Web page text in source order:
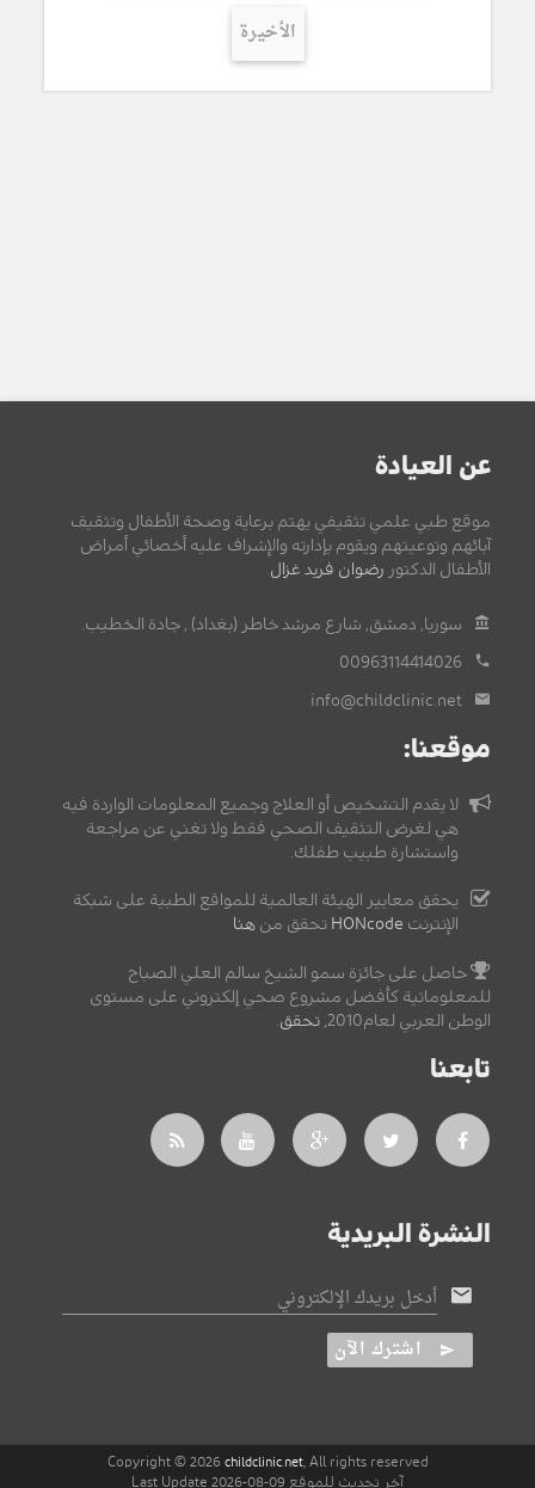
الأخيرة
عن العيادة
موقع طبي علمي تثقيفي يهتم برعاية وصحة الأطفال وتثقيف
آبائهم وتوعيتهم ويقوم بإدارته والإشراف عليه أخصائي أمراض
الأطفال الدكتور رضوان فريد غزال
سوريا, دمشق, شارع مرشد خاطر (بغداد) , جادة الخطيب.
00963114414026
info@childclinic.net
موقعنا:
لا يقدم التشخيص أو العلاج وجميع المعلومات الواردة فيه
هي لغرض التثقيف الصحي فقط ولا تغني عن مراجعة
واستشارة طبيب طفلك.
يحقق معايير الهيئة العالمية للمواقع الطبية على شبكة
الإنترنت HONcode تحقق من هنا
حاصل على جائزة سمو الشيخ سالم العلي الصباح
للمعلوماتية كأفضل مشروع صحي إلكتروني على مستوى
الوطن العربي لعام2010,
تحقق
تابعنا
النشرة البريدية
أدخل بريدك الإلكتروني
اشترك الآن
Copyright © 2026 childclinic.net, All rights reserved
آخر تحديث للموقع 09-08-2026 Last Update